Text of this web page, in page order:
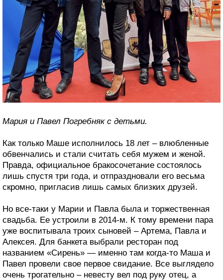
Мария и Павел Погребняк с детьми.
Как только Маше исполнилось 18 лет – влюбленные
обвенчались и стали считать себя мужем и женой.
Правда, официальное бракосочетание состоялось
лишь спустя три года, и отпраздновали его весьма
скромно, пригласив лишь самых близких друзей.
Но все-таки у Марии и Павла была и торжественная
свадьба. Ее устроили в 2014-м. К тому времени пара
уже воспитывала троих сыновей – Артема, Павла и
Алексея. Для банкета выбрали ресторан под
названием «Сирень» — именно там когда-то Маша и
Павел провели свое первое свидание. Все выглядело
очень трогательно – невесту вел под руку отец, а